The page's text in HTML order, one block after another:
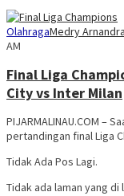
OlahragaMedry Arnandra
AM
Final Liga
City vs Inter Milan
PIJARMALINAU.COM –
pertandingan final Liga
Tidak Ada Pos Lagi.
Tidak ada laman yang di